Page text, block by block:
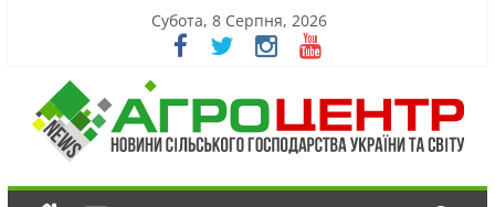
Субота, 8 Серпня, 2026